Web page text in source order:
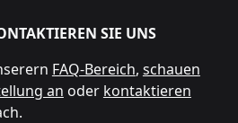
SIE UNS
FAQ-Bereich, schauen
an oder kontaktieren